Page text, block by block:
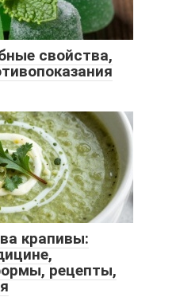
свойства,
крапивы:
рецепты,